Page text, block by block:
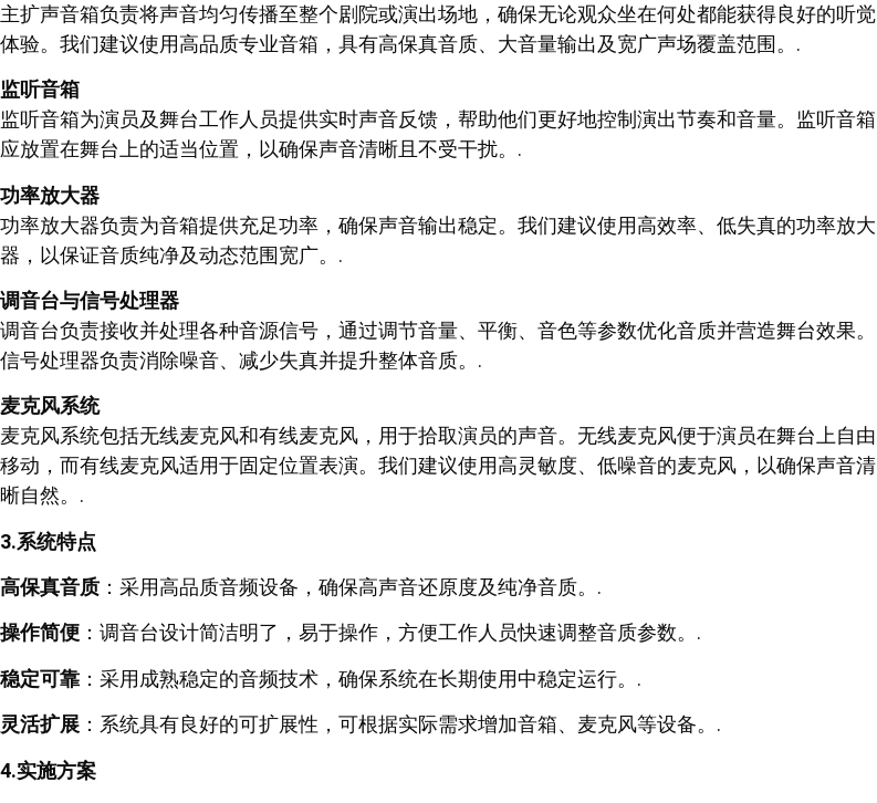
主扩声音箱负责将声音均匀传播至整个剧院或演出场地，确保无论观众坐在何处都能获得良好的听觉
体验。我们建议使用高品质专业音箱，具有高保真音质、大音量输出及宽广声场覆盖范围。.
监听音箱
监听音箱为演员及舞台工作人员提供实时声音反馈，帮助他们更好地控制演出节奏和音量。监听音箱
应放置在舞台上的适当位置，以确保声音清晰且不受干扰。.
功率放大器
功率放大器负责为音箱提供充足功率，确保声音输出稳定。我们建议使用高效率、低失真的功率放大
器，以保证音质纯净及动态范围宽广。.
调音台与信号处理器
调音台负责接收并处理各种音源信号，通过调节音量、平衡、音色等参数优化音质并营造舞台效果。
信号处理器负责消除噪音、减少失真并提升整体音质。.
麦克风系统
麦克风系统包括无线麦克风和有线麦克风，用于拾取演员的声音。无线麦克风便于演员在舞台上自由
移动，而有线麦克风适用于固定位置表演。我们建议使用高灵敏度、低噪音的麦克风，以确保声音清
晰自然。.
3.系统特点
高保真音质 ：采用高品质音频设备，确保高声音还原度及纯净音质。.
操作简便 ：调音台设计简洁明了，易于操作，方便工作人员快速调整音质参数。.
稳定可靠 ：采用成熟稳定的音频技术，确保系统在长期使用中稳定运行。.
灵活扩展 ：系统具有良好的可扩展性，可根据实际需求增加音箱、麦克风等设备。.
4.实施方案